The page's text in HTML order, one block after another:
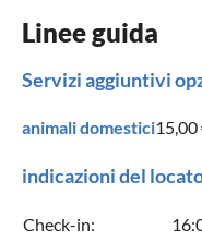
Linee guida
Servizi aggiuntivi
animali domestici15,00
indicazioni del
Check-in: